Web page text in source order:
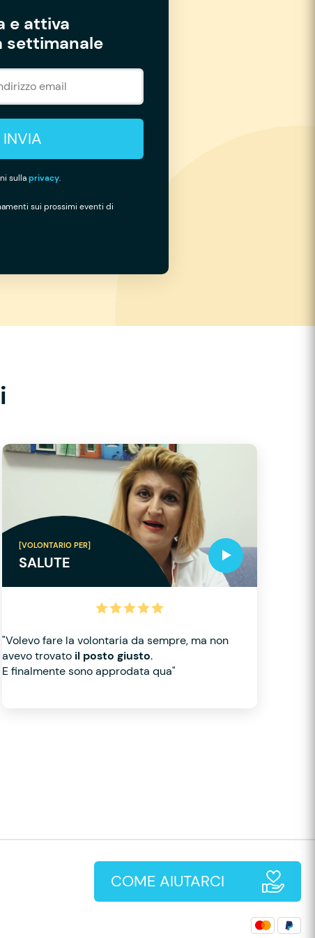
e attiva
settimanale
INVIA
sullaprivacy.
sui prossimi eventi di
[VOLONTARIO PER]
SALUTE
"Volevo fare la volontaria da sempre, ma non
avevo trovatoil posto giusto.
E finalmente sono approdata qua"
COME AIUTARCI